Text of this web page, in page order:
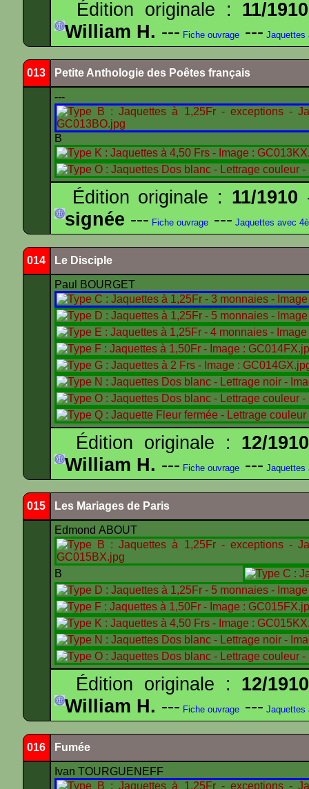
Édition originale : 11/1910
William H. --- Fiche ouvrage --- Jaquettes
013 Petite Anthologie des Poêtes français
---
B
Édition originale : 11/1910
signée --- Fiche ouvrage --- Jaquettes avec
014 Le Disciple
Paul BOURGET
Édition originale : 12/1910
William H. --- Fiche ouvrage --- Jaquettes
015 Les Mariages de Paris
Edmond ABOUT
B
Édition originale : 12/1910
William H. --- Fiche ouvrage --- Jaquettes
016 Fumée
Ivan TOURGUENEFF